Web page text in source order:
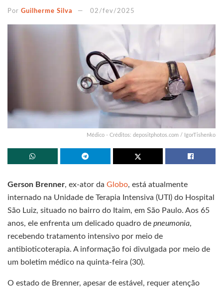
Por Guilherme Silva 02/fev/2025
Médico - Créditos: depositphotos.com / IgorTishenko
Gerson Brenner, ex-ator da Globo, está atualmente
internado na Unidade de Terapia Intensiva (UTI) do Hospital
São Luiz, situado no bairro do Itaim, em São Paulo. Aos 65
anos, ele enfrenta um delicado quadro de pneumonia,
recebendo tratamento intensivo por meio de
antibioticoterapia. A informação foi divulgada por meio de
um boletim médico na quinta-feira (30).
O estado de Brenner, apesar de estável, requer atenção